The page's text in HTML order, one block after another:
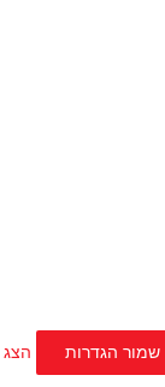
שמור הגדרות
הצג